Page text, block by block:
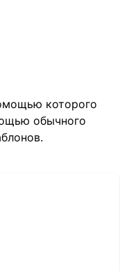
которого
обычного